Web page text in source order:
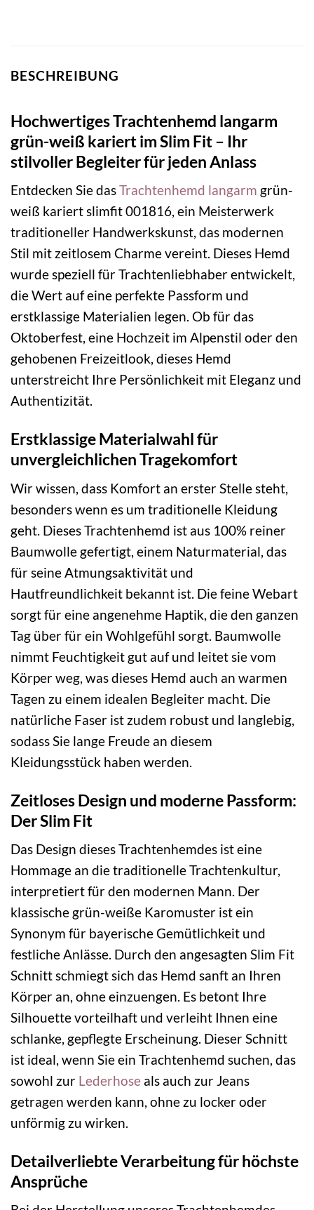
BESCHREIBUNG
Hochwertiges Trachtenhemd langarm
grün-weiß kariert im Slim Fit – Ihr
stilvoller Begleiter für jeden Anlass
Entdecken Sie dasTrachtenhemd langarm grün-
weiß kariert slimfit 001816, ein Meisterwerk
traditioneller Handwerkskunst, das modernen
Stil mit zeitlosem Charme vereint. Dieses Hemd
wurde speziell für Trachtenliebhaber entwickelt,
die Wert auf eine perfekte Passform und
erstklassige Materialien legen. Ob für das
Oktoberfest, eine Hochzeit im Alpenstil oder den
gehobenen Freizeitlook, dieses Hemd
unterstreicht Ihre Persönlichkeit mit Eleganz und
Authentizität.
Erstklassige Materialwahl für
unvergleichlichen Tragekomfort
Wir wissen, dass Komfort an erster Stelle steht,
besonders wenn es um traditionelle Kleidung
geht. Dieses Trachtenhemd ist aus 100% reiner
Baumwolle gefertigt, einem Naturmaterial, das
für seine Atmungsaktivität und
Hautfreundlichkeit bekannt ist. Die feine Webart
sorgt für eine angenehme Haptik, die den ganzen
Tag über für ein Wohlgefühl sorgt. Baumwolle
nimmt Feuchtigkeit gut auf und leitet sie vom
Körper weg, was dieses Hemd auch an warmen
Tagen zu einem idealen Begleiter macht. Die
natürliche Faser ist zudem robust und langlebig,
sodass Sie lange Freude an diesem
Kleidungsstück haben werden.
Zeitloses Design und moderne Passform:
Der Slim Fit
Das Design dieses Trachtenhemdes ist eine
Hommage an die traditionelle Trachtenkultur,
interpretiert für den modernen Mann. Der
klassische grün-weiße Karomuster ist ein
Synonym für bayerische Gemütlichkeit und
festliche Anlässe. Durch den angesagten Slim Fit
Schnitt schmiegt sich das Hemd sanft an Ihren
Körper an, ohne einzuengen. Es betont Ihre
Silhouette vorteilhaft und verleiht Ihnen eine
schlanke, gepflegte Erscheinung. Dieser Schnitt
ist ideal, wenn Sie ein Trachtenhemd suchen, das
sowohl zur Lederhose als auch zur Jeans
getragen werden kann, ohne zu locker oder
unförmig zu wirken.
Detailverliebte Verarbeitung für höchste
Ansprüche